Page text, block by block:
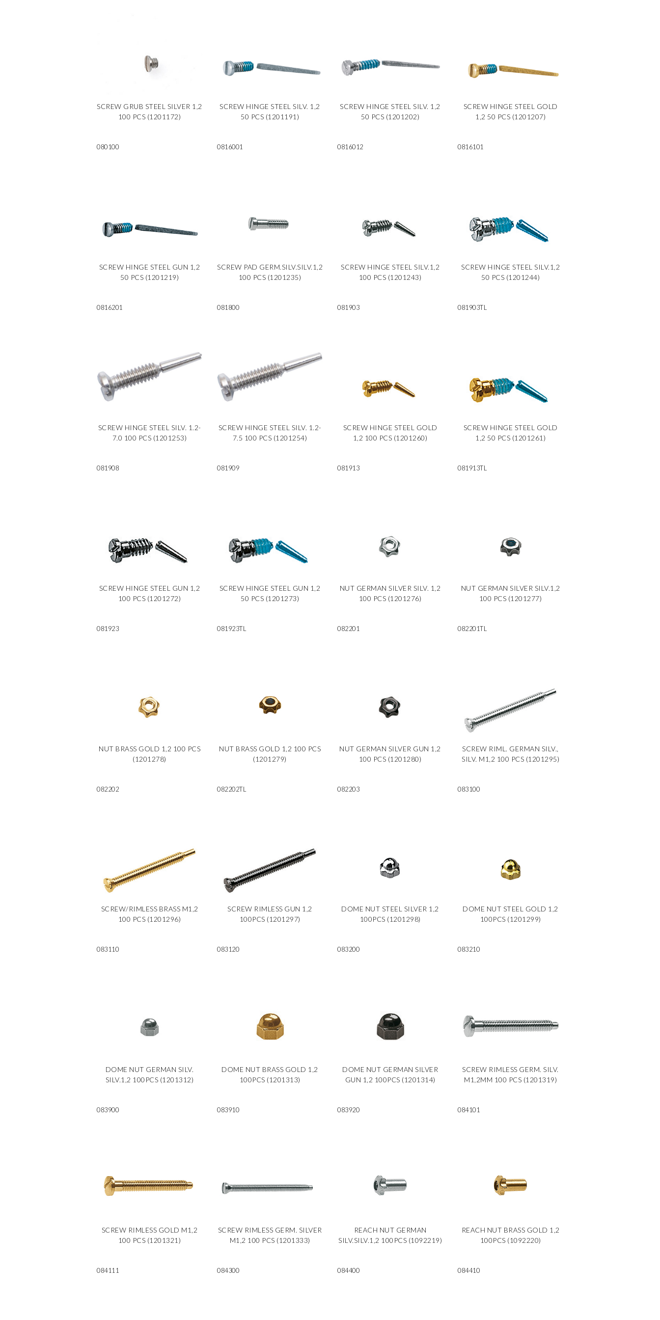
SCREW GRUB STEEL SILVER 1,2
100 PCS (1201172)
080100
SCREW HINGE STEEL SILV. 1,2
50 PCS (1201191)
0816001
SCREW HINGE STEEL SILV. 1,2
50 PCS (1201202)
0816012
SCREW HINGE STEEL GOLD
1,2 50 PCS (1201207)
0816101
SCREW HINGE STEEL GUN 1,2
50 PCS (1201219)
0816201
SCREW PAD GERM.SILV.SILV.1,2
100 PCS (1201235)
081800
SCREW HINGE STEEL SILV.1,2
100 PCS (1201243)
081903
SCREW HINGE STEEL SILV.1,2
50 PCS (1201244)
081903TL
SCREW HINGE STEEL SILV. 1.2-
7.0 100 PCS (1201253)
081908
SCREW HINGE STEEL SILV. 1.2-
7.5 100 PCS (1201254)
081909
SCREW HINGE STEEL GOLD
1,2 100 PCS (1201260)
081913
SCREW HINGE STEEL GOLD
1,2 50 PCS (1201261)
081913TL
SCREW HINGE STEEL GUN 1,2
100 PCS (1201272)
081923
SCREW HINGE STEEL GUN 1,2
50 PCS (1201273)
081923TL
NUT GERMAN SILVER SILV. 1,2
100 PCS (1201276)
082201
NUT GERMAN SILVER SILV.1,2
100 PCS (1201277)
082201TL
NUT BRASS GOLD 1,2 100 PCS
(1201278)
082202
NUT BRASS GOLD 1,2 100 PCS
(1201279)
082202TL
NUT GERMAN SILVER GUN 1,2
100 PCS (1201280)
082203
SCREW RIML. GERMAN SILV.,
SILV. M1,2 100 PCS (1201295)
083100
SCREW/RIMLESS BRASS M1,2
100 PCS (1201296)
083110
SCREW RIMLESS GUN 1,2
100PCS (1201297)
083120
DOME NUT STEEL SILVER 1,2
100PCS (1201298)
083200
DOME NUT STEEL GOLD 1,2
100PCS (1201299)
083210
DOME NUT GERMAN SILV.
SILV.1,2 100PCS (1201312)
083900
DOME NUT BRASS GOLD 1,2
100PCS (1201313)
083910
DOME NUT GERMAN SILVER
GUN 1,2 100PCS (1201314)
083920
SCREW RIMLESS GERM. SILV.
M1,2MM 100 PCS (1201319)
084101
SCREW RIMLESS GOLD M1,2
100 PCS (1201321)
084111
SCREW RIMLESS GERM. SILVER
M1,2 100 PCS (1201333)
084300
REACH NUT GERMAN
SILV.SILV.1,2 100PCS (1092219)
084400
REACH NUT BRASS GOLD 1,2
100PCS (1092220)
084410